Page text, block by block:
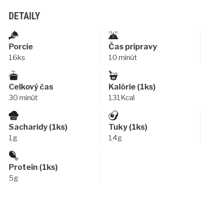
DETAILY
Porcie
16ks
Čas prípravy
10 minút
Celkový čas
30 minút
Kalórie (1ks)
131Kcal
Sacharidy (1ks)
1g
Tuky (1ks)
14g
Proteín (1ks)
5g